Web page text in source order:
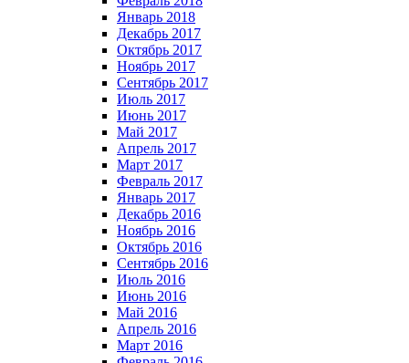
Январь 2018
Декабрь 2017
Октябрь 2017
Ноябрь 2017
Сентябрь 2017
Июль 2017
Июнь 2017
Май 2017
Апрель 2017
Март 2017
Февраль 2017
Январь 2017
Декабрь 2016
Ноябрь 2016
Октябрь 2016
Сентябрь 2016
Июль 2016
Июнь 2016
Май 2016
Апрель 2016
Март 2016